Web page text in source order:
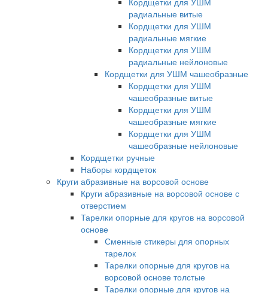
радиальные витые
Кордщетки для УШМ
радиальные мягкие
Кордщетки для УШМ
радиальные нейлоновые
Кордщетки для УШМ чашеобразные
Кордщетки для УШМ
чашеобразные витые
Кордщетки для УШМ
чашеобразные мягкие
Кордщетки для УШМ
чашеобразные нейлоновые
Кордщетки ручные
Наборы кордщеток
Круги абразивные на ворсовой основе
Круги абразивные на ворсовой основе с
отверстием
Тарелки опорные для кругов на ворсовой
основе
Сменные стикеры для опорных
тарелок
Тарелки опорные для кругов на
ворсовой основе толстые
Тарелки опорные для кругов на